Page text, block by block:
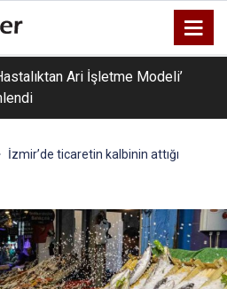
Ari İşletme Modeli’
İzmir’de ticaretin kalbinin attığı